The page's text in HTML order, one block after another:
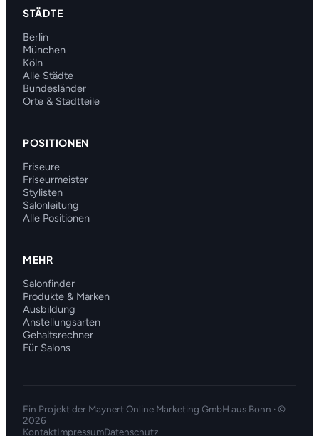
STÄDTE
Berlin
München
Köln
Alle Städte
Bundesländer
Orte & Stadtteile
POSITIONEN
Friseure
Friseurmeister
Stylisten
Salonleitung
Alle Positionen
MEHR
Salonfinder
Produkte & Marken
Ausbildung
Anstellungsarten
Gehaltsrechner
Für Salons
Ein Projekt der Maynert Online Marketing GmbH aus Bonn · ©
2026
KontaktImpressumDatenschutz